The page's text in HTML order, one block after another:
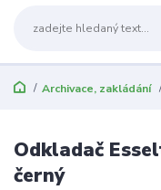
Archivace, zakládání
Odkladač
černý